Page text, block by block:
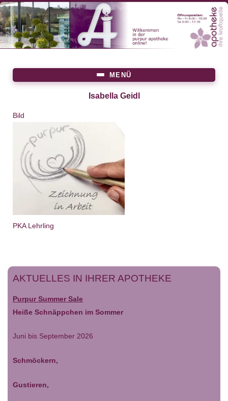
Direkt
zum
Inhalt
MENÜ
Main Isabella Geidl
Bild
PKA Lehrling
AKTUELLES IN IHRER APOTHEKE
Purpur Summer Sale
Heiße Schnäppchen im Sommer
Juni bis September 2026
Schmöckern,
Gustieren,